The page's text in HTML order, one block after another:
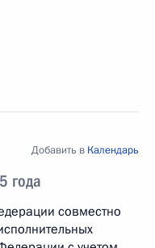
года
Добавить в Календарь
совместно